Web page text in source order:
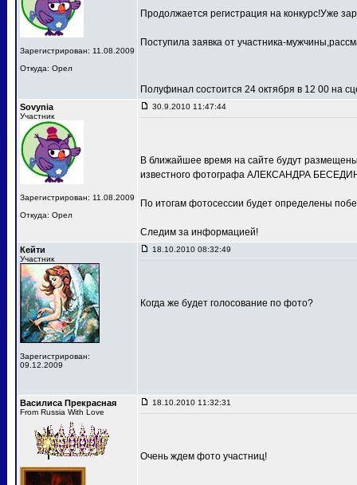
Зарегистрирован: 11.08.2009
Откуда: Орел
Продолжается регистрация на конкурс!Уже
Поступила заявка от участника-
Полуфинал состоится 24 октября в 12 00 на
Sovynia
Участник
Зарегистрирован: 11.08.2009
Откуда: Орел
30.9.2010 11:47:44
В ближайшее время на сайте будут
известного фотографа АЛЕКСАНДРА
По итогам фотосессии будет определены
Следим за информацией!
Кейти
Участник
Зарегистрирован:
09.12.2009
18.10.2010 08:32:49
Когда же будет голосование по фото?
Василиса Прекрасная
From Russia With Love
18.10.2010 11:32:31
Очень ждем фото участниц!